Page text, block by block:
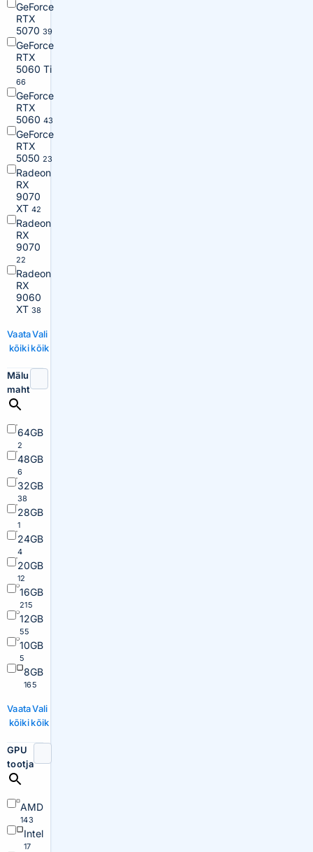
GeForce
RTX
5070 39
GeForce
RTX
5060 Ti
66
GeForce
RTX
5060 43
GeForce
RTX
5050 23
Radeon
RX
9070
XT 42
Radeon
RX
9070
22
Radeon
RX
9060
XT 38
Vaata
kõiki
Vali
kõik
Mälu
maht
64GB
2
48GB
6
32GB
38
28GB
1
24GB
4
20GB
12
16GB
215
12GB
55
10GB
5
8GB
165
Vaata
kõiki
Vali
kõik
GPU
tootja
AMD
143
Intel
17